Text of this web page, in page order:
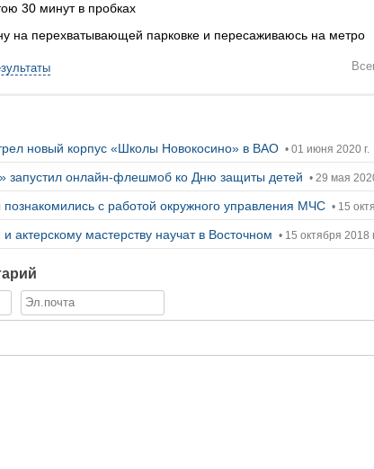
30 минут в пробках
на перехватывающей парковке и пересаживаюсь на метро
новый корпус «Школы Новокосино» в ВАО • 01 июня 2020 г.
запустил онлайн-флешмоб ко Дню защиты детей • 29 мая
с работой окружного управления МЧС • 15
и актерскому мастерству научат в Восточном • 15 октября 2018